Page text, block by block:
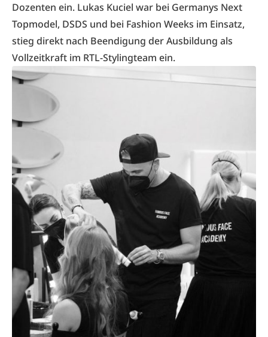
Dozenten ein. Lukas Kuciel war bei Germanys Next
Topmodel, DSDS und bei Fashion Weeks im Einsatz,
stieg direkt nach Beendigung der Ausbildung als
Vollzeitkraft im RTL-Stylingteam ein.